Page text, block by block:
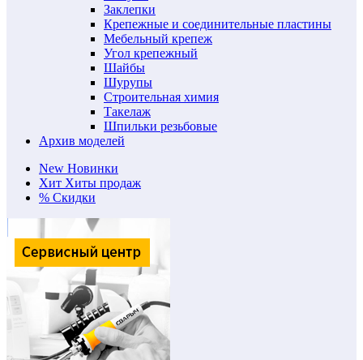
Заклепки
Крепежные и соединительные пластины
Мебельный крепеж
Угол крепежный
Шайбы
Шурупы
Строительная химия
Такелаж
Шпильки резьбовые
Архив моделей
New Новинки
Хит Хиты продаж
% Скидки